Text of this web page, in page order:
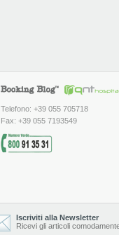
Telefono: +39 055 705718
Fax: +39 055 7193549
Iscriviti alla Newsletter
Ricevi gli articoli